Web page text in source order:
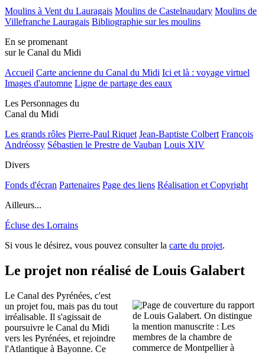
Moulins à Vent du Lauragais Moulins de Castelnaudary Moulins de
Villefranche Lauragais Bibliographie sur les moulins
En se promenant
sur le Canal du Midi
Accueil Carte ancienne du Canal du Midi Ici et là : voyage virtuel
Images d'automne Ligne de partage des eaux
Les Personnages du
Canal du Midi
Les grands rôles Pierre-Paul Riquet Jean-Baptiste Colbert François
Andréossy Sébastien le Prestre de Vauban Louis XIV
Divers
Fonds d'écran Partenaires Page des liens Réalisation et Copyright
Ailleurs...
Écluse des Lorrains
Si vous le désirez, vous pouvez consulter la carte du projet.
Le projet non réalisé de Louis Galabert
Le Canal des Pyrénées, c'est
un projet fou, mais pas du tout
irréalisable. Il s'agissait de
poursuivre le Canal du Midi
vers les Pyrénées, et rejoindre
l'Atlantique à Bayonne. Ce